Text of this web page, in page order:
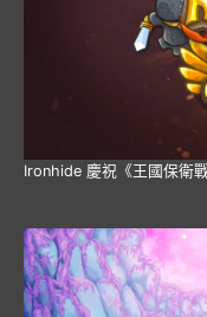
Ironhide 慶祝《王國保衛